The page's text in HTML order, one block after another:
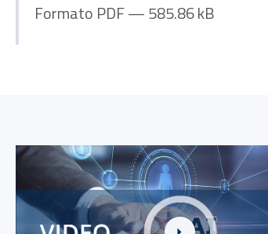
Formato PDF — 585.86 kB
Link alla Gallery Live streaming – XII